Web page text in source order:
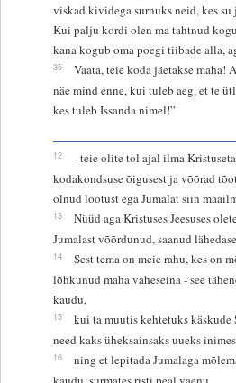
viskad kividega surnuks neid, kes
Kui palju kordi olen ma tahtnud
kana kogub oma poegi tiibade alla,
35
Vaata, teie koda jäetakse maha!
näe mind enne, kui tuleb aeg, et te
kes tuleb Issanda nimel!”
12
- teie olite tol ajal ilma
kodakondsuse õigusest ja võõrad
olnud lootust ega Jumalat siin
13
Nüüd aga Kristuses Jeesuses
Jumalast võõrdunud, saanud
14
Sest tema on meie rahu, kes on
lõhkunud maha vaheseina - see
kaudu,
15
kui ta muutis kehtetuks käskude
need kaks üheksainsaks uueks
16
ning et lepitada Jumalaga